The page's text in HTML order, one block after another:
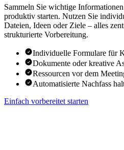
Sammeln Sie wichtige
produktiv starten. Nutzen Sie
Dateien, Ideen oder Ziele – alles
strukturierte Vorbereitung.
Individuelle Formulare für
Dokumente oder kreative
Ressourcen vor dem
Automatisierte Nachfass
Einfach vorbereitet starten